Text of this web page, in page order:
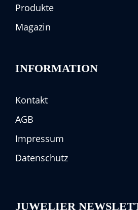
Produkte
Magazin
INFORMATION
Kontakt
AGB
Impressum
Datenschutz
JUWELIER